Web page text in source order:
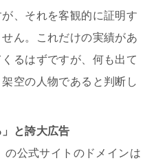
、それを客観的に証明す
ん。これだけの実績があ
るはずですが、何も出て
空の人物であると判断し
と誇大広告
の公式サイトのドメインは